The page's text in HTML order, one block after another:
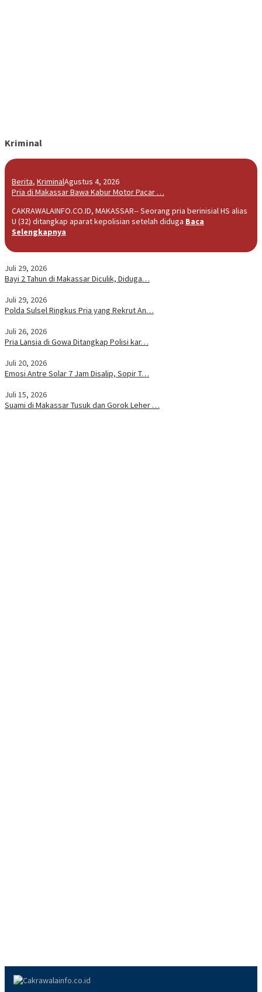
Kriminal
Berita, KriminalAgustus 4, 2026
Pria di Makassar Bawa Kabur Motor Pacar …
CAKRAWALAINFO.CO.ID, MAKASSAR-- Seorang pria berinisial HS alias
U (32) ditangkap aparat kepolisian setelah diduga Baca
Selengkapnya
Juli 29, 2026
Bayi 2 Tahun di Makassar Diculik, Diduga…
Juli 29, 2026
Polda Sulsel Ringkus Pria yang Rekrut An…
Juli 26, 2026
Pria Lansia di Gowa Ditangkap Polisi kar…
Juli 20, 2026
Emosi Antre Solar 7 Jam Disalip, Sopir T…
Juli 15, 2026
Suami di Makassar Tusuk dan Gorok Leher …